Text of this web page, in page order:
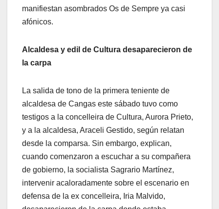
manifiestan asombrados Os de Sempre ya casi
afónicos.
Alcaldesa y edil de Cultura desaparecieron de
la carpa
La salida de tono de la primera teniente de
alcaldesa de Cangas este sábado tuvo como
testigos a la concelleira de Cultura, Aurora Prieto,
y a la alcaldesa, Araceli Gestido, según relatan
desde la comparsa. Sin embargo, explican,
cuando comenzaron a escuchar a su compañera
de gobierno, la socialista Sagrario Martínez,
intervenir acaloradamente sobre el escenario en
defensa de la ex concelleira, Iria Malvido,